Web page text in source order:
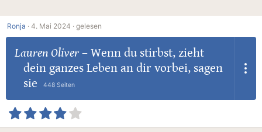
Ronja · 4. Mai 2024 · gelesen
Lauren Oliver– Wenn du stirbst, zieht
dein ganzes Leben an dir vorbei, sagen
sie
448 Seiten